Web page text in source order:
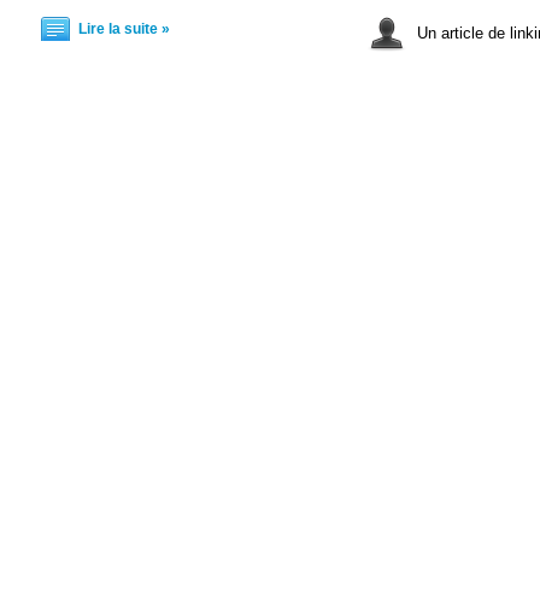
Lire la suite » Un article de